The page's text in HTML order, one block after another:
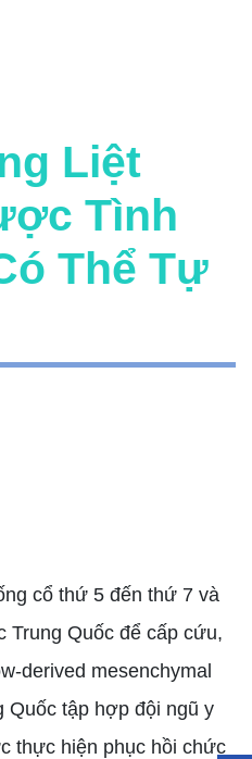
Liệt
Tình
Thể Tự
cổ thứ 5 đến thứ 7 và
Quốc để cấp cứu,
derived mesenchymal
Quốc tập hợp đội ngũ y
thực hiện phục hồi chức